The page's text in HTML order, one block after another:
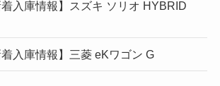
着入庫情報】スズキ ソリオ HYBRID
着入庫情報】三菱 eKワゴン G